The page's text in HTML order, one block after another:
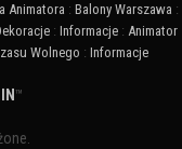
Animatora : Balony Warszawa :
: Informacje : Animator
Wolnego : Informacje
™